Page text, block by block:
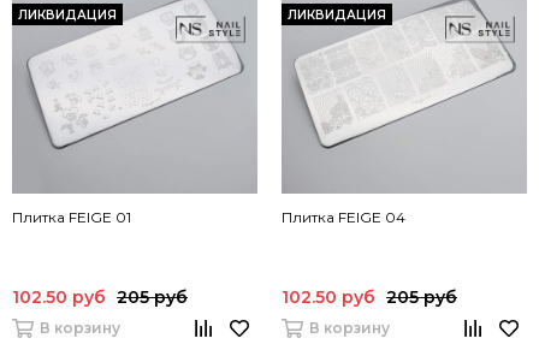
ЛИКВИДАЦИЯ
Плитка FEIGE 01
102.50 руб 205 руб
В корзину
ЛИКВИДАЦИЯ
Плитка FEIGE 04
102.50 руб 205 руб
В корзину